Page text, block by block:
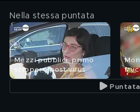
Nella stessa puntata
Mezzi pubblici, primo
sciopero post virus